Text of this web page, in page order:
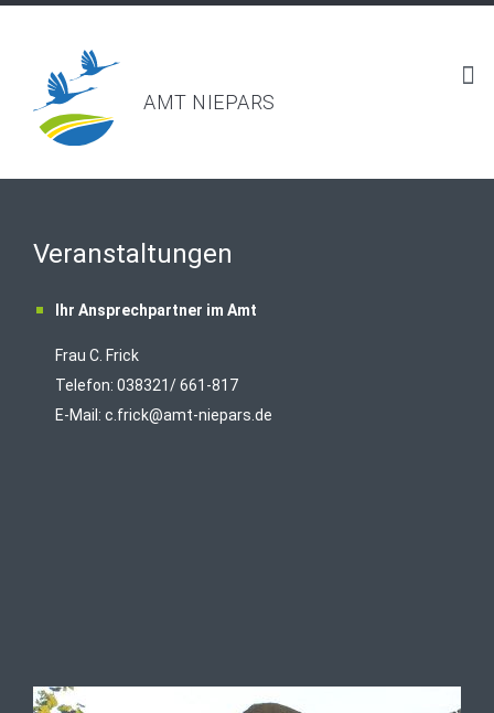
AMT NIEPARS
Veranstaltungen
Ihr Ansprechpartner im Amt
Frau C. Frick
Telefon: 038321/ 661-817
E-Mail: c.frick@amt-niepars.de